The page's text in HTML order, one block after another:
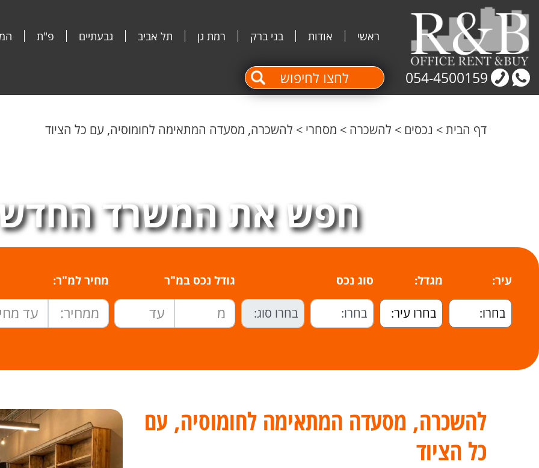
ראשי אודות בני ברק רמת גן תל אביב גבעתיים פ"ת
054-4500159 לחצו לחיפוש
דף הבית> נכסים > להשכרה > מסחרי > להשכרה, מסעדה המתאימה לחומוסיה, עם כל הציוד
חפש את המשרד
עיר: מגדל: סוג נכס גודל נכס במ"ר מחיר למ"ר:
להשכרה, מסעדה המתאימה לחומוסיה, עם
כל הציוד